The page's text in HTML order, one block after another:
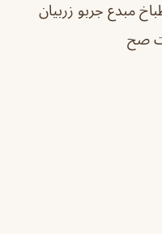
مبدع جربو زربيان
صح